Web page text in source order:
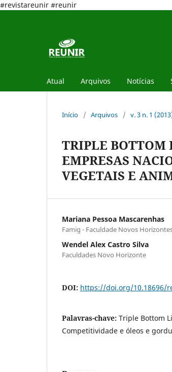
#revistareunir #reunir
Atual Arquivos Notícias
Início / Arquivos / v. 3 n. 1
TRIPLE
EMPRESAS
VEGETAIS E
Mariana Pessoa Mascarenhas
Famig - Faculdade Novos
Wendel Alex Castro Silva
Faculdades Novo Horizonte
DOI: https://doi.org/10.18696/
Palavras-chave: Triple Bottom
Competitividade e óleos e